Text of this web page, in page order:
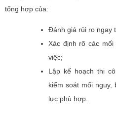
tổng hợp của:
Đánh giá rủi ro ngay
Xác định rõ các
việc;
Lập kế hoạch thi
kiểm soát mối nguy,
lực phù hợp.